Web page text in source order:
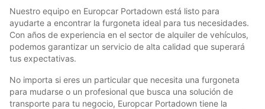
Nuestro equipo en Europcar Portadown está listo para
ayudarte a encontrar la furgoneta ideal para tus necesidades.
Con años de experiencia en el sector de alquiler de vehículos,
podemos garantizar un servicio de alta calidad que superará
tus expectativas.
No importa si eres un particular que necesita una furgoneta
para mudarse o un profesional que busca una solución de
transporte para tu negocio, Europcar Portadown tiene la